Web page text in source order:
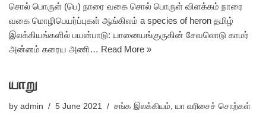
சொல் பொருள் (பெ) நாரை வகை சொல் பொருள் விளக்கம் நாரை
வகை மொழிபெயர்ப்புகள் ஆங்கிலம் a species of heron தமிழ்
இலக்கியங்களில் பயன்பாடு: யானையங்குருகின் சேவலொடு காமர்
அன்னம் கரைய அணி… Read More »
யாறு
by admin 5 June 2021 சங்க இலக்கியம் யா வரிசைச் சொற்கள்